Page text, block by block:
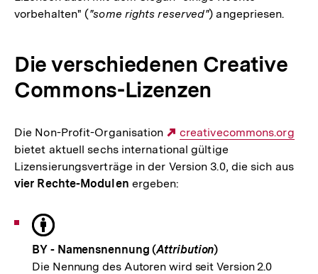
vorbehalten" ("some rights reserved") angepriesen.
Die verschiedenen Creative
Commons-Lizenzen
Die Non-Profit-Organisation
Externer
Link:
creativecommons.org
bietet aktuell sechs international gültige
Lizensierungsverträge in der Version 3.0, die sich aus
vier Rechte-Modulen ergeben:
BY - Namensnennung (Attribution)
Die Nennung des Autoren wird seit Version 2.0